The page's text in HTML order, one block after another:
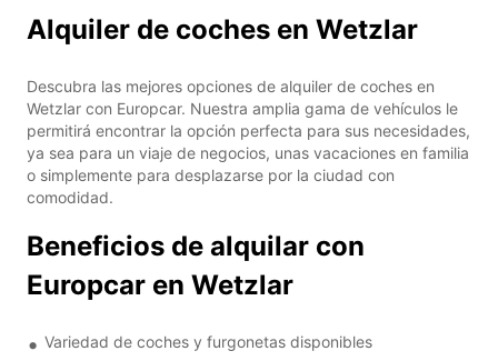
Alquiler de coches en Wetzlar
Descubra las mejores opciones de alquiler de coches en
Wetzlar con Europcar. Nuestra amplia gama de vehículos le
permitirá encontrar la opción perfecta para sus necesidades,
ya sea para un viaje de negocios, unas vacaciones en familia
o simplemente para desplazarse por la ciudad con
comodidad.
Beneficios de alquilar con
Europcar en Wetzlar
Variedad de coches y furgonetas disponibles